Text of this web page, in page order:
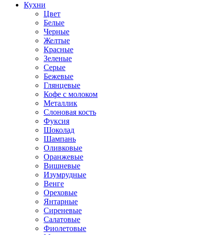
Кухни
Цвет
Белые
Черные
Желтые
Красные
Зеленые
Серые
Бежевые
Глянцевые
Кофе с молоком
Металлик
Слоновая кость
Фуксия
Шоколад
Шампань
Оливковые
Оранжевые
Вишневые
Изумрудные
Венге
Ореховые
Янтарные
Сиреневые
Салатовые
Фиолетовые